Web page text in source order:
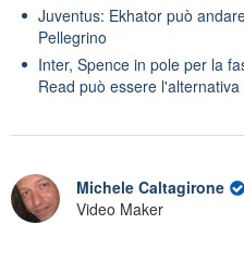
Juventus: Ekhator può
Pellegrino
Inter, Spence in pole per la
Read può essere l'alternativa
Michele Caltagirone
Video Maker